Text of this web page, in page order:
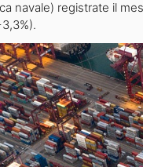
navale) registrate il